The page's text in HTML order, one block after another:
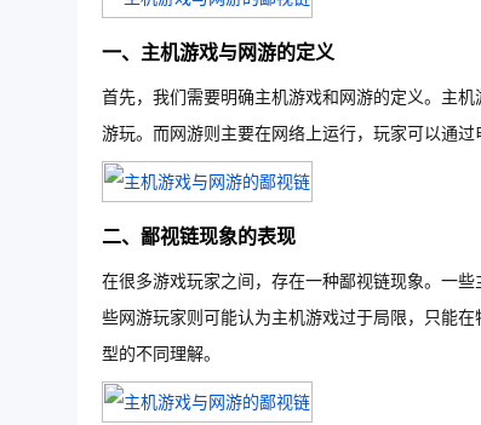
一、主机游戏与网游的定义
首先，我们需要明确主机游戏和网游的定义。主
游玩。而网游则主要在网络上运行，玩家可以通
二、鄙视链现象的表现
在很多游戏玩家之间，存在一种鄙视链现象。一
些网游玩家则可能认为主机游戏过于局限，只能
型的不同理解。